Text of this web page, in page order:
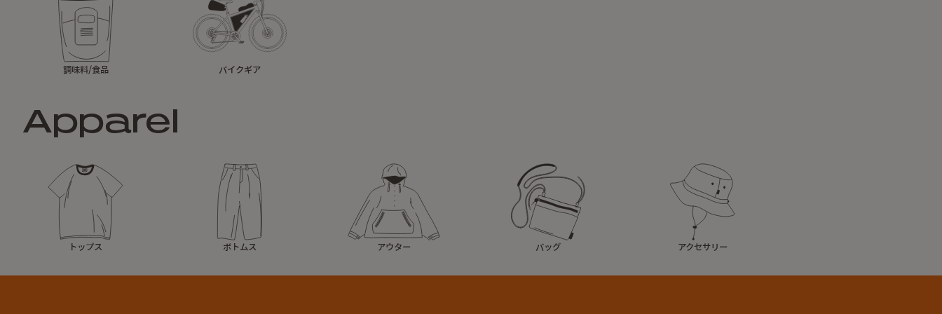
調味料/食品 バイクギア
Apparel
トップス ボトムス アウター バッグ アクセサリー